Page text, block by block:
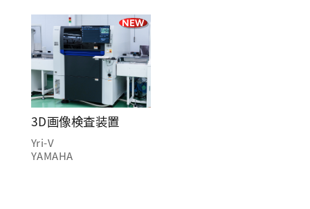
NEW
3D画像検査装置
Yri-V
YAMAHA